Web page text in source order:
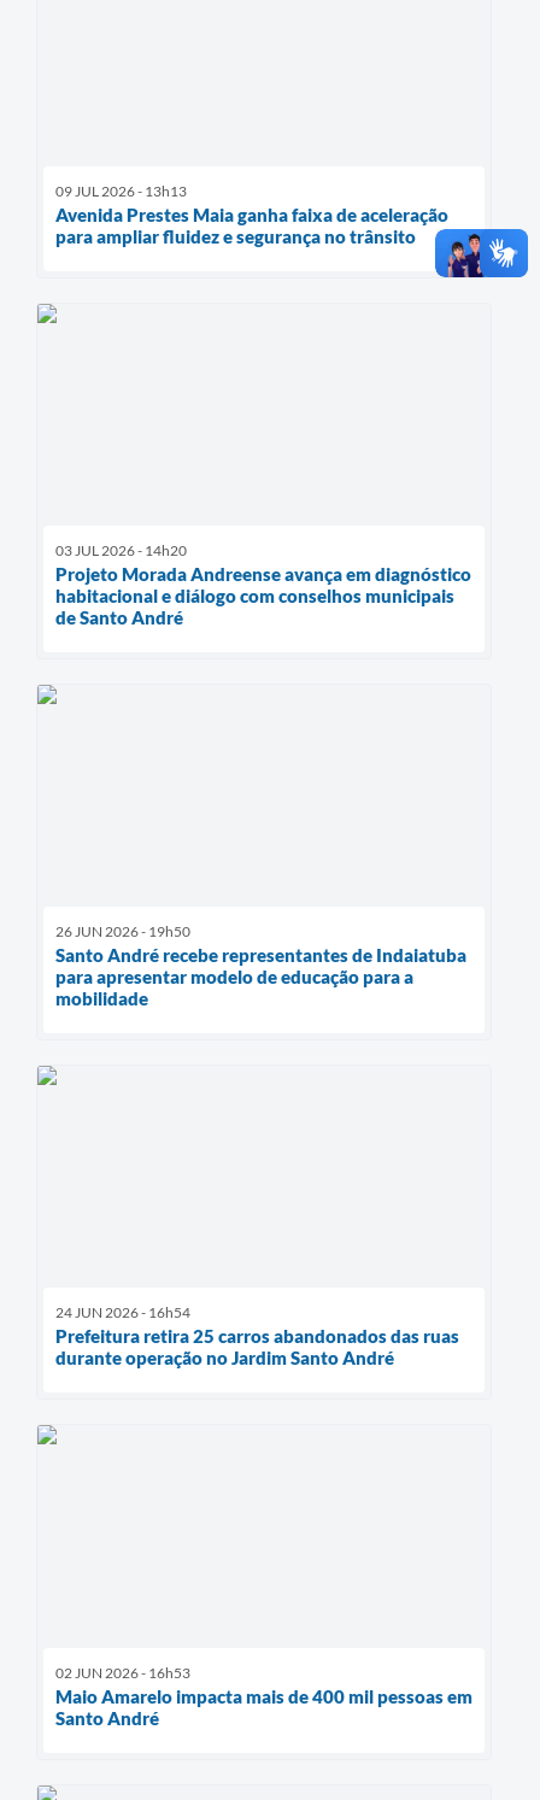
09 JUL 2026 - 13h13
Avenida Prestes Maia ganha faixa de aceleração
para ampliar fluidez e segurança no trânsito
03 JUL 2026 - 14h20
Projeto Morada Andreense avança em diagnóstico
habitacional e diálogo com conselhos municipais
de Santo André
26 JUN 2026 - 19h50
Santo André recebe representantes de Indaiatuba
para apresentar modelo de educação para a
mobilidade
24 JUN 2026 - 16h54
Prefeitura retira 25 carros abandonados das ruas
durante operação no Jardim Santo André
02 JUN 2026 - 16h53
Maio Amarelo impacta mais de 400 mil pessoas em
Santo André